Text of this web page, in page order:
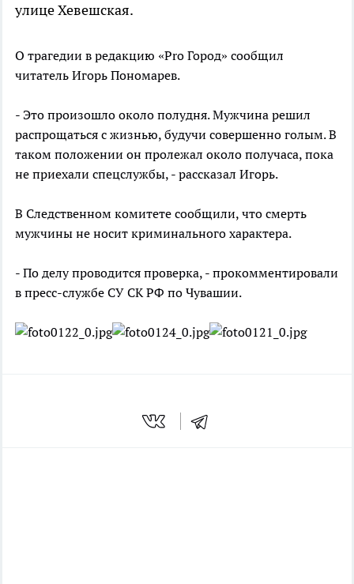
улице Хевешская.
О трагедии в редакцию «Pro Город» сообщил
читатель Игорь Пономарев.
- Это произошло около полудня. Мужчина решил
распрощаться с жизнью, будучи совершенно голым. В
таком положении он пролежал около получаса, пока
не приехали спецслужбы, - рассказал Игорь.
В Следственном комитете сообщили, что смерть
мужчины не носит криминального характера.
- По делу проводится проверка, - прокомментировали
в пресс-службе СУ СК РФ по Чувашии.